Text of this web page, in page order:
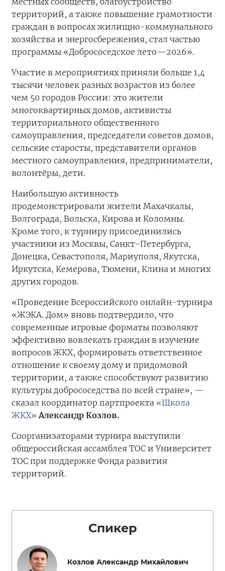
территорий, а также повышение грамотности
граждан в вопросах жилищно-коммунального
хозяйства и энергосбережения, стал частью
программы «Добрососедское лето—2026».
Участие в мероприятиях приняли больше 1,4
тысячи человек разных возрастов из более
чем 50 городов России: это жители
многоквартирных домов, активисты
территориального общественного
самоуправления, председатели советов домов,
сельские старосты, представители органов
местного самоуправления, предприниматели,
волонтёры, дети.
Наибольшую активность
продемонстрировали жители Махачкалы,
Волгограда, Вольска, Кирова и Коломны.
Кроме того, к турниру присоединились
участники из Москвы, Санкт-Петербурга,
Донецка, Севастополя, Мариуполя, Якутска,
Иркутска, Кемерова, Тюмени, Клина и многих
других городов.
«Проведение Всероссийского онлайн-турнира
«ЖЭКА. Дом» вновь подтвердило, что
современные игровые форматы позволяют
эффективно вовлекать граждан в изучение
вопросов ЖКХ, формировать ответственное
отношение к своему дому и придомовой
территории, а также способствуют развитию
культуры добрососедства по всей стране», —
сказал координатор партпроекта «Школа
ЖКХ» Александр Козлов.
Соорганизаторами турнира выступили
общероссийская ассамблея ТОС и Университет
ТОС при поддержке Фонда развития
территорий.
Спикер
Козлов Александр Михайлович